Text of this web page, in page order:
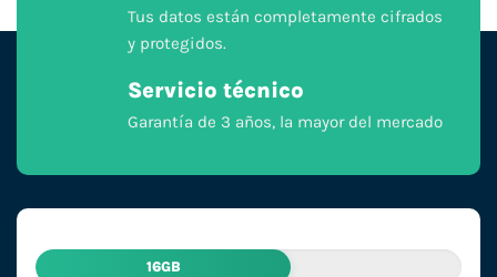
Tus datos están completamente cifrados
y protegidos.
Servicio técnico
Garantía de 3 años, la mayor del mercado
16GB